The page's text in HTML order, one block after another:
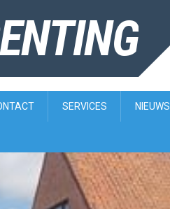
SERVICES NIEUWS